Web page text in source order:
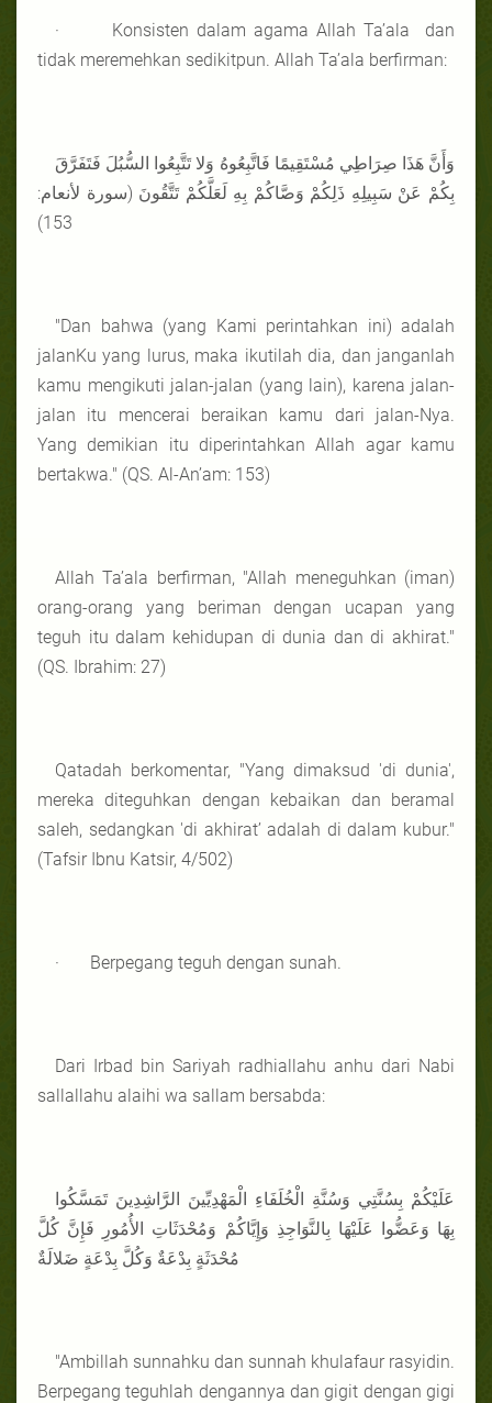
· Konsisten dalam agama Allah Ta’ala dan
tidak meremehkan sedikitpun. Allah Ta’ala berfirman:
وَأَنَّ هَذَا صِرَاطِي مُسْتَقِيمًا فَاتَّبِعُوهُ وَلا تَتَّبِعُوا السُّبُلَ فَتَفَرَّقَ
بِكُمْ عَنْ سَبِيلِهِ ذَلِكُمْ وَصَّاكُمْ بِهِ لَعَلَّكُمْ تَتَّقُونَ (سورة لأنعام:
153)
"Dan bahwa (yang Kami perintahkan ini) adalah
jalanKu yang lurus, maka ikutilah dia, dan janganlah
kamu mengikuti jalan-jalan (yang lain), karena jalan-
jalan itu mencerai beraikan kamu dari jalan-Nya.
Yang demikian itu diperintahkan Allah agar kamu
bertakwa." (QS. Al-An’am: 153)
Allah Ta’ala berfirman, "Allah meneguhkan (iman)
orang-orang yang beriman dengan ucapan yang
teguh itu dalam kehidupan di dunia dan di akhirat."
(QS. Ibrahim: 27)
Qatadah berkomentar, "Yang dimaksud 'di dunia',
mereka diteguhkan dengan kebaikan dan beramal
saleh, sedangkan 'di akhirat’ adalah di dalam kubur."
(Tafsir Ibnu Katsir, 4/502)
· Berpegang teguh dengan sunah.
Dari Irbad bin Sariyah radhiallahu anhu dari Nabi
sallallahu alaihi wa sallam bersabda:
عَلَيْكُمْ بِسُنَّتِي وَسُنَّةِ الْخُلَفَاءِ الْمَهْدِيِّينَ الرَّاشِدِينَ تَمَسَّكُوا
بِهَا وَعَضُّوا عَلَيْهَا بِالنَّوَاجِذِ وَإِيَّاكُمْ وَمُحْدَثَاتِ الأُمُورِ فَإِنَّ كُلَّ
مُحْدَثَةٍ بِدْعَةٌ وَكُلَّ بِدْعَةٍ ضَلالَةٌ
"Ambillah sunnahku dan sunnah khulafaur rasyidin.
Berpegang teguhlah dengannya dan gigit dengan gigi